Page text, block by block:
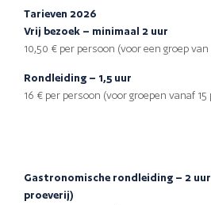
Tarieven 2026
Vrij bezoek – minimaal 2 uur
10,50 € per persoon (voor een groep
Rondleiding – 1,5 uur
16 € per persoon (voor groepen vanaf 15
Gastronomische rondleiding – 2
proeverij)